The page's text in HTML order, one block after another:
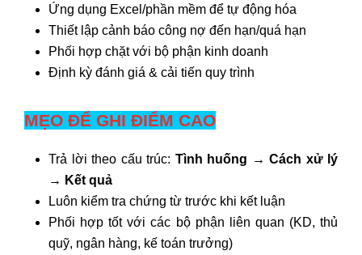
Ứng dụng Excel/phần mềm để tự động hóa
Thiết lập cảnh báo công nợ đến hạn/quá hạn
Phối hợp chặt với bộ phận kinh doanh
Định kỳ đánh giá & cải tiến quy trình
MẸO ĐỂ GHI ĐIỂM CAO
Trả lời theo cấu trúc: Tình huống → Cách xử lý
→ Kết quả
Luôn kiểm tra chứng từ trước khi kết luận
Phối hợp tốt với các bộ phận liên quan (KD, thủ
quỹ, ngân hàng, kế toán trưởng)